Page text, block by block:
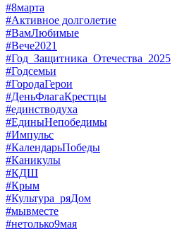
#8марта
#Активное долголетие
#ВамЛюбимые
#Вече2021
#Год_Защитника_Отечества_2025
#Годсемьи
#ГородаГерои
#ДеньФлагаКрестцы
#единстводуха
#ЕдиныНепобедимы
#Импульс
#КалендарьПобеды
#Каникулы
#КДШ
#Крым
#Культура_ряДом
#мывместе
#нетолько9мая